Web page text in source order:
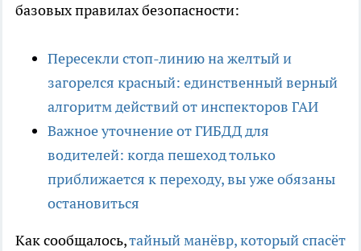
базовых правилах безопасности:
Пересекли стоп-линию на желтый и
загорелся красный: единственный верный
алгоритм действий от инспекторов ГАИ
Важное уточнение от ГИБДД для
водителей: когда пешеход только
приближается к переходу, вы уже обязаны
остановиться
Как сообщалось,тайный манёвр, который спасёт